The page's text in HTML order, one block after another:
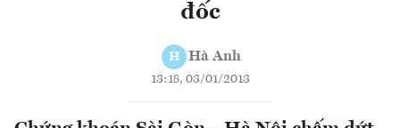
đốc
H Hà Anh
13:18, 03/01/2013